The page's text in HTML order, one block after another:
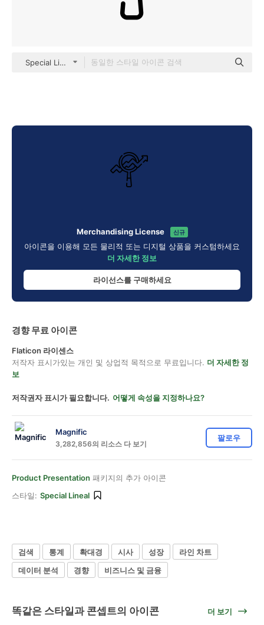
Special Lineal
Merchandising License 신규
아이콘을 이용해 모든 물리적 또는 디지털 상품을 커스텀하세요
더 자세한 정보
라이선스를 구매하세요
경향 무료 아이콘
Flaticon 라이센스
저작자 표시가있는 개인 및 상업적 목적으로 무료입니다. 더 자세한 정
보
저작권자 표시가 필요합니다. 어떻게 속성을 지정하나요?
Magnific
3,282,856의 리소스 다 보기
팔로우
Product Presentation 패키지의 추가 아이콘
스타일: Special Lineal
검색 통계 확대경 시사 성장
라인 차트
데이터 분석
경향 비즈니스 및 금융
똑같은 스타일과 콘셉트의 아이콘 더 보기